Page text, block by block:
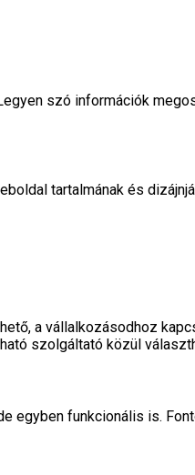
szó információk
tartalmának és
a vállalkozásodhoz
szolgáltató közül
funkcionális is.